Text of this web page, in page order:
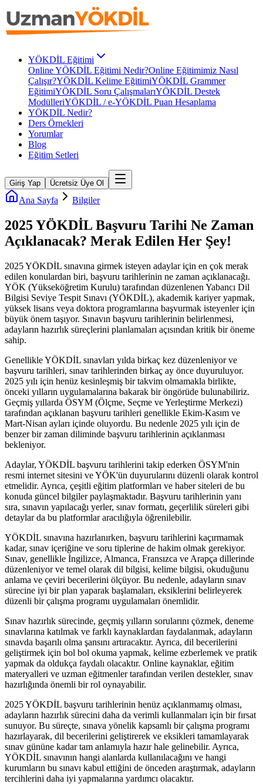
YÖKDİL Eğitimi
Online YÖKDİL Eğitimi Nedir?Online Eğitimimiz Nasıl
Çalışır?YÖKDİL Kelime EğitimiYÖKDİL Grammer
EğitimiYÖKDİL Soru ÇalışmalarıYÖKDİL Destek
ModülleriYÖKDİL / e-YÖKDİL Puan Hesaplama
YÖKDİL Nedir?
Ders Örnekleri
Yorumlar
Blog
Eğitim Setleri
Giriş Yap Ücretsiz Üye Ol
Ana Sayfa Bilgiler
2025 YÖKDİL Başvuru Tarihi Ne Zaman
Açıklanacak? Merak Edilen Her Şey!
2025 YÖKDİL sınavına girmek isteyen adaylar için en çok merak
edilen konulardan biri, başvuru tarihlerinin ne zaman açıklanacağı.
YÖK (Yükseköğretim Kurulu) tarafından düzenlenen Yabancı Dil
Bilgisi Seviye Tespit Sınavı (YÖKDİL), akademik kariyer yapmak,
yüksek lisans veya doktora programlarına başvurmak isteyenler için
büyük önem taşıyor. Sınavın başvuru tarihlerinin belirlenmesi,
adayların hazırlık süreçlerini planlamaları açısından kritik bir öneme
sahip.
Genellikle YÖKDİL sınavları yılda birkaç kez düzenleniyor ve
başvuru tarihleri, sınav tarihlerinden birkaç ay önce duyuruluyor.
2025 yılı için henüz kesinleşmiş bir takvim olmamakla birlikte,
önceki yılların uygulamalarına bakarak bir öngörüde bulunabiliriz.
Geçmiş yıllarda ÖSYM (Ölçme, Seçme ve Yerleştirme Merkezi)
tarafından açıklanan başvuru tarihleri genellikle Ekim-Kasım ve
Mart-Nisan ayları içinde oluyordu. Bu nedenle 2025 yılı için de
benzer bir zaman diliminde başvuru tarihlerinin açıklanması
bekleniyor.
Adaylar, YÖKDİL başvuru tarihlerini takip ederken ÖSYM'nin
resmi internet sitesini ve YÖK'ün duyurularını düzenli olarak kontrol
etmelidir. Ayrıca, çeşitli eğitim platformları ve haber siteleri de bu
konuda güncel bilgiler paylaşmaktadır. Başvuru tarihlerinin yanı
sıra, sınavın yapılacağı yerler, sınav formatı, geçerlilik süreleri gibi
detaylar da bu platformlar aracılığıyla öğrenilebilir.
YÖKDİL sınavına hazırlanırken, başvuru tarihlerini kaçırmamak
kadar, sınav içeriğine ve soru tiplerine de hakim olmak gerekiyor.
Sınav, genellikle İngilizce, Almanca, Fransızca ve Arapça dillerinde
düzenleniyor ve temel olarak dil bilgisi, kelime bilgisi, okuduğunu
anlama ve çeviri becerilerini ölçüyor. Bu nedenle, adayların sınav
sürecine iyi bir plan yaparak başlamaları, eksiklerini belirleyerek
düzenli bir çalışma programı uygulamaları önemlidir.
Sınav hazırlık sürecinde, geçmiş yılların sorularını çözmek, deneme
sınavlarına katılmak ve farklı kaynaklardan faydalanmak, adayların
sınavda başarılı olma şansını artıracaktır. Ayrıca, dil becerilerini
geliştirmek için bol bol okuma yapmak, kelime ezberlemek ve pratik
yapmak da oldukça faydalı olacaktır. Online kaynaklar, eğitim
materyalleri ve uzman eğitmenler tarafından verilen destekler, sınav
hazırlığında önemli bir rol oynayabilir.
2025 YÖKDİL başvuru tarihlerinin henüz açıklanmamış olması,
adayların hazırlık sürecini daha da verimli kullanmaları için bir fırsat
sunuyor. Bu süreçte, sınava yönelik kapsamlı bir çalışma programı
hazırlayarak, dil becerilerini geliştirerek ve eksikleri tamamlayarak
sınav gününe kadar tam anlamıyla hazır hale gelinebilir. Ayrıca,
YÖKDİL sınavının hangi alanlarda kullanılacağını ve hangi
kurumların bu sınavı kabul ettiğini de önceden araştırmak, adayların
tercihlerini daha iyi yapmalarına yardımcı olacaktır.